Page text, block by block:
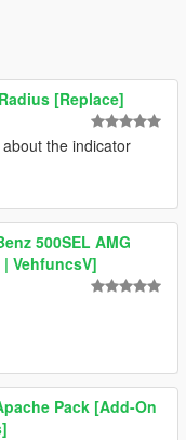
[Replace]
the indicator
500SEL AMG
VehfuncsV]
Pack [Add-On